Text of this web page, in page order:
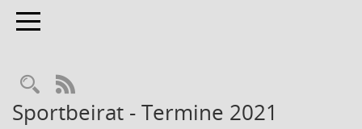
Toggle navigation
Rechercheauswahl
RSS-Feed
Sportbeirat - Termine 2021